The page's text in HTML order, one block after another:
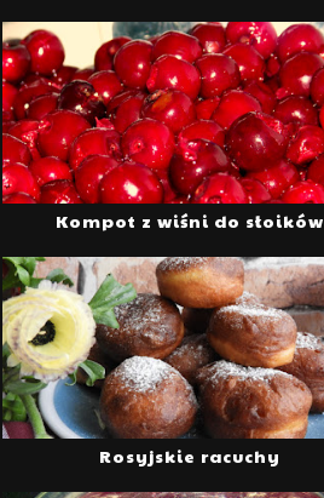
Kompot z wiśni do słoików
Rosyjskie racuchy